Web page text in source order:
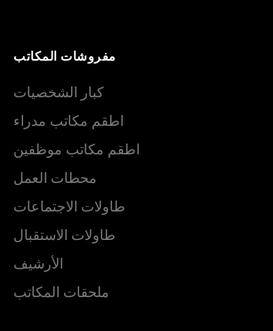
مفروشات المكاتب
كبار الشخصيات
اطقم مكاتب مدراء
اطقم مكاتب موظفين
محطات العمل
طاولات الاجتماعات
طاولات الاستقبال
الأرشيف
ملحقات المكاتب